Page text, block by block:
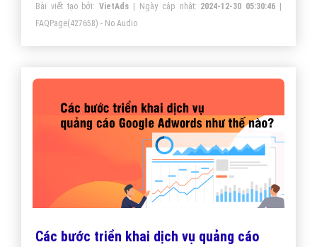
cáo của mình!
Bài viết tạo bởi:VietAds | Ngày cập nhật: 2024-12-30 05:30:46 |
FAQPage(427658) - No Audio
Các bước triển khai dịch vụ quảng cáo